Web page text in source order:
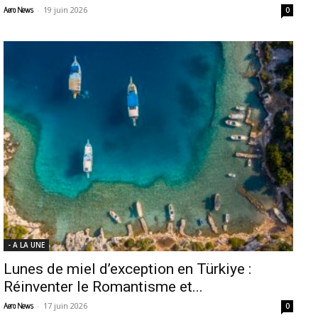
Aero News - 19 juin 2026 0
- A LA UNE
Lunes de miel d’exception en Türkiye :
Réinventer le Romantisme et...
Aero News - 17 juin 2026 0